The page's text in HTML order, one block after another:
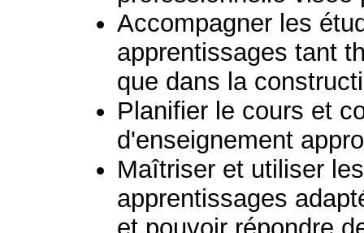
Accompagner les
apprentissages tant
que dans la
Planifier le cours et
d'enseignement
Maîtriser et utiliser
apprentissages